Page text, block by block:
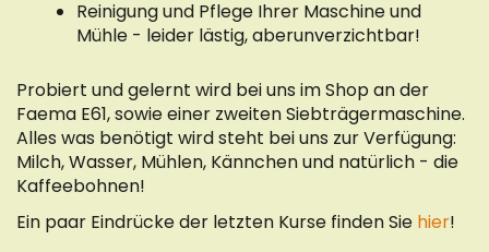
Reinigung und Pflege Ihrer Maschine und
Mühle - leider lästig, aberunverzichtbar!
Probiert und gelernt wird bei uns im Shop an der
Faema E61, sowie einer zweiten Siebträgermaschine.
Alles was benötigt wird steht bei uns zur Verfügung:
Milch, Wasser, Mühlen, Kännchen und natürlich - die
Kaffeebohnen!
Ein paar Eindrücke der letzten Kurse finden Sie hier!